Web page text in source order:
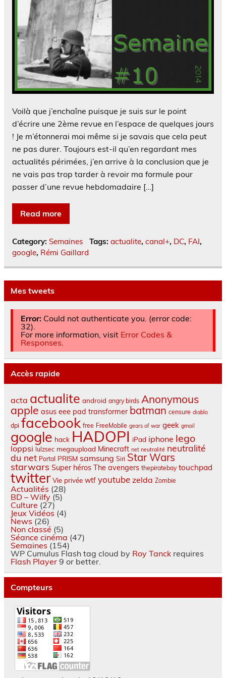
Voilà que j’enchaîne puisque je suis sur le point
d’écrire une 2ème revue en l’espace de quelques jours
! Je m’étonnerai moi même si je savais que cela peut
ne pas durer. Toujours est-il qu’en regardant mes
actualités périmées, j’en arrive à la conclusion que je
ne vais pas trop tarder à revoir ma formule pour
passer d’une revue hebdomadaire […]
Read more
Category: Semaines Tags: actualite, canal+, DC, FAI,
google, Rémi Gaillard
Mes tweets
Error:Could not authenticate you. (error code:
32).
For more information, visit Error Codes &
Responses.
Accès rapide
acta actualite android angry birds Anonymous
apple asus eee pad transformer batman censure diablo
dpi facebook free FreeMobile gears of war geek gmail
google hack HADOPI iPad iphone lego
loppsi lulzsec megaupload Minecraft net neutralité neutralité
du net Portal PRISM samsung Siri Star Wars
starwars Super héros The avengers thepiratebay touchpad
twitter Vie privée wtf youtube zelda Zombie
Actualités (28)
BD – Wilfy(5)
Culture (27)
Jeux Vidéos (4)
News (26)
Non classé (5)
Séance cinéma (47)
Semaines (154)
WP Cumulus Flash tag cloud by Roy Tanckrequires
Flash Player9 or better.
Compteurs